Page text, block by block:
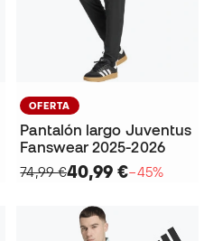
OFERTA
Pantalón largo Juventus
Fanswear 2025-2026
74,99 €40,99 €−45%